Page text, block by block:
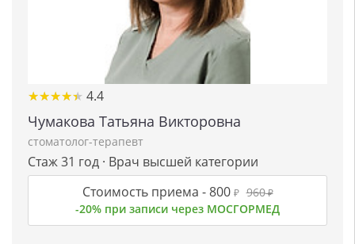
★★★★★
★★★★★ 4.4
Чумакова Татьяна Викторовна
стоматолог-терапевт
Стаж 31 год · Врач высшей категории
Стоимость приема -800 ₽ 960₽
-20% при записи через МОСГОРМЕД